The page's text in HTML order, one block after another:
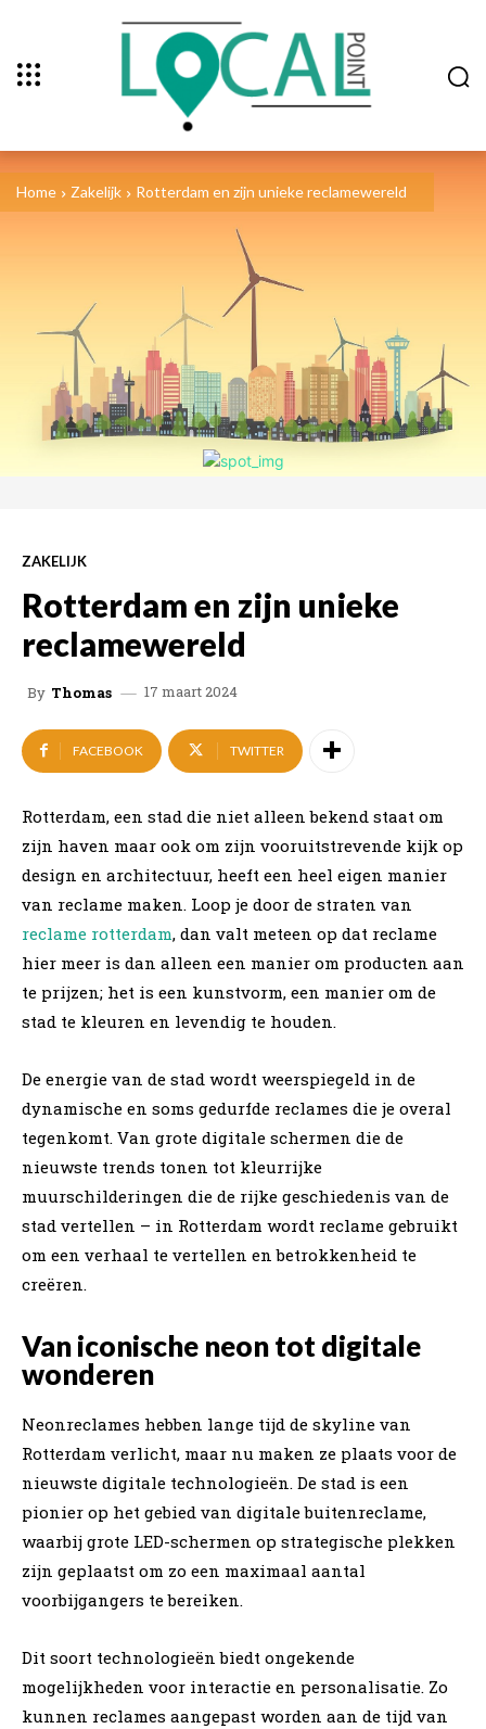
Home Zakelijk Rotterdam en zijn unieke reclamewereld
ZAKELIJK
Rotterdam en zijn unieke
reclamewereld
By Thomas 17 maart 2024
FACEBOOK TWITTER
Rotterdam, een stad die niet alleen bekend staat om
zijn haven maar ook om zijn vooruitstrevende kijk op
design en architectuur, heeft een heel eigen manier
van reclame maken. Loop je door de straten van
reclame rotterdam, dan valt meteen op dat reclame
hier meer is dan alleen een manier om producten aan
te prijzen; het is een kunstvorm, een manier om de
stad te kleuren en levendig te houden.
De energie van de stad wordt weerspiegeld in de
dynamische en soms gedurfde reclames die je overal
tegenkomt. Van grote digitale schermen die de
nieuwste trends tonen tot kleurrijke
muurschilderingen die de rijke geschiedenis van de
stad vertellen – in Rotterdam wordt reclame gebruikt
om een verhaal te vertellen en betrokkenheid te
creëren.
Van iconische neon tot digitale
wonderen
Neonreclames hebben lange tijd de skyline van
Rotterdam verlicht, maar nu maken ze plaats voor de
nieuwste digitale technologieën. De stad is een
pionier op het gebied van digitale buitenreclame,
waarbij grote LED-schermen op strategische plekken
zijn geplaatst om zo een maximaal aantal
voorbijgangers te bereiken.
Dit soort technologieën biedt ongekende
mogelijkheden voor interactie en personalisatie. Zo
kunnen reclames aangepast worden aan de tijd van